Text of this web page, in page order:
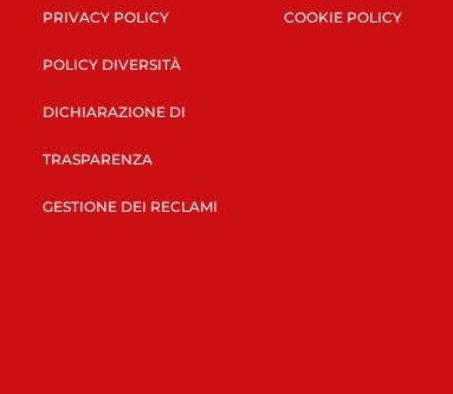
PRIVACY POLICY
POLICY DIVERSITÀ
DICHIARAZIONE DI
TRASPARENZA
GESTIONE DEI RECLAMI
COOKIE POLICY